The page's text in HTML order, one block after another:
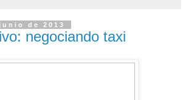
de 2013
negociando taxi